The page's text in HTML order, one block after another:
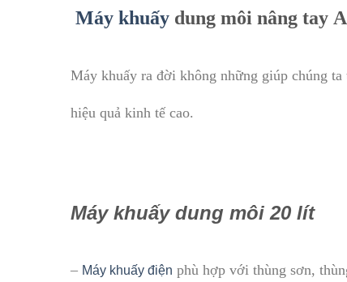
Máy khuấy dung môi nâng tay
Máy khuấy ra đời không những giúp chúng
hiệu quả kinh tế cao.
Máy khuấy dung môi 20 lít
– Máy khuấy điện phù hợp với thùng sơn,